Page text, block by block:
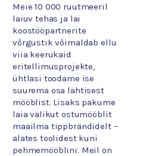
Meie 10 000 ruutmeeril
laiuv tehas ja lai
koostööpartnerite
võrgustik võimaldab ellu
viia keerukaid
eritellimusprojekte,
ühtlasi toodame ise
suurema osa lahtisest
mööblist. Lisaks pakume
laia valikut ostumööblit
maailma tippbrändidelt –
alates toolidest kuni
pehmemööblini. Meil on